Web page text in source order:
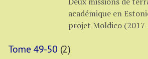
académique en
projet Moldico
Tome 49-50 (2)